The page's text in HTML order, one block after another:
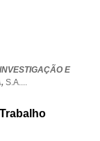
E
S.A....